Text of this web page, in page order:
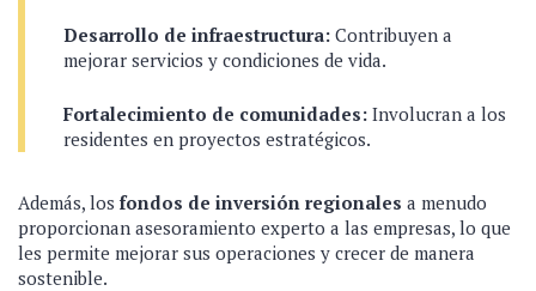
Desarrollo de infraestructura: Contribuyen a
mejorar servicios y condiciones de vida.
Fortalecimiento de comunidades: Involucran a los
residentes en proyectos estratégicos.
Además, los fondos de inversión regionales a menudo
proporcionan asesoramiento experto a las empresas, lo que
les permite mejorar sus operaciones y crecer de manera
sostenible.